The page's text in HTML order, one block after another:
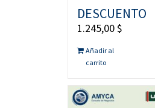
DESCUENTO
1.245,00$
Añadir al
carrito